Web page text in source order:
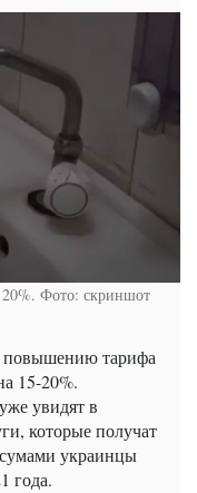
Фото: скриншот
повышению тарифа
15-20%.
увидят в
которые получат
украинцы
года.